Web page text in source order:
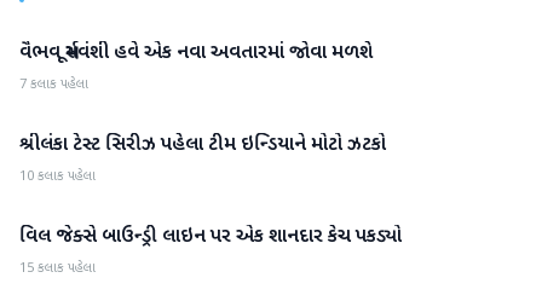
રમતગમત
વૈભવ સૂર્યવંશી હવે એક નવા અવતારમાં જોવા મળશે
7 કલાક પહેલા
રમતગમત
શ્રીલંકા ટેસ્ટ સિરીઝ પહેલા ટીમ ઇન્ડિયાને મોટો ઝટકો
10 કલાક પહેલા
રમતગમત
વિલ જેક્સે બાઉન્ડ્રી લાઇન પર એક શાનદાર કેચ પકડ્યો
15 કલાક પહેલા